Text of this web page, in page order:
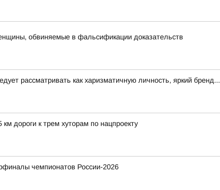
обвиняемые в фальсификации доказательств
рассматривать как харизматичную личность, яркий бренд...
дороги к трем хуторам по нацпроекту
чемпионатов России-2026